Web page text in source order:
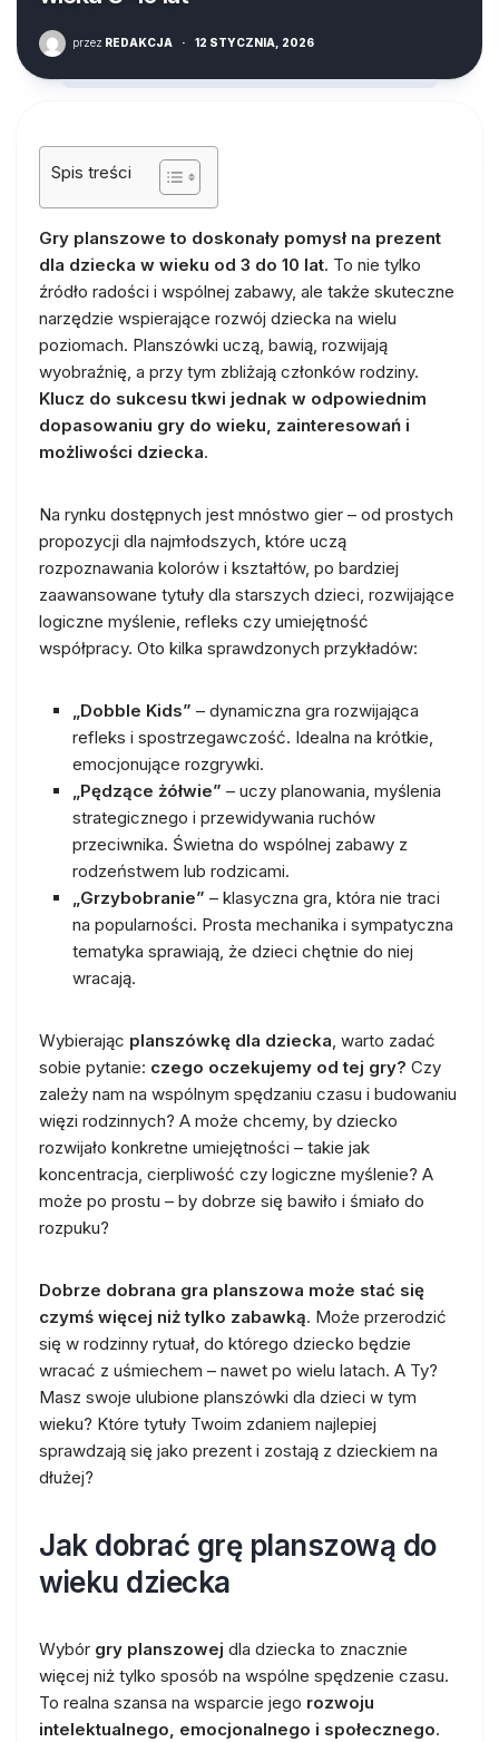
przez REDAKCJA · 12 STYCZNIA, 2026
Spis treści
Gry planszowe to doskonały pomysł na prezent
dla dziecka w wieku od 3 do 10 lat. To nie tylko
źródło radości i wspólnej zabawy, ale także skuteczne
narzędzie wspierające rozwój dziecka na wielu
poziomach. Planszówki uczą, bawią, rozwijają
wyobraźnię, a przy tym zbliżają członków rodziny.
Klucz do sukcesu tkwi jednak w odpowiednim
dopasowaniu gry do wieku, zainteresowań i
możliwości dziecka.
Na rynku dostępnych jest mnóstwo gier – od prostych
propozycji dla najmłodszych, które uczą
rozpoznawania kolorów i kształtów, po bardziej
zaawansowane tytuły dla starszych dzieci, rozwijające
logiczne myślenie, refleks czy umiejętność
współpracy. Oto kilka sprawdzonych przykładów:
„Dobble Kids” – dynamiczna gra rozwijająca
refleks i spostrzegawczość. Idealna na krótkie,
emocjonujące rozgrywki.
„Pędzące żółwie” – uczy planowania, myślenia
strategicznego i przewidywania ruchów
przeciwnika. Świetna do wspólnej zabawy z
rodzeństwem lub rodzicami.
„Grzybobranie” – klasyczna gra, która nie traci
na popularności. Prosta mechanika i sympatyczna
tematyka sprawiają, że dzieci chętnie do niej
wracają.
Wybierając planszówkę dla dziecka, warto zadać
sobie pytanie: czego oczekujemy od tej gry? Czy
zależy nam na wspólnym spędzaniu czasu i budowaniu
więzi rodzinnych? A może chcemy, by dziecko
rozwijało konkretne umiejętności – takie jak
koncentracja, cierpliwość czy logiczne myślenie? A
może po prostu – by dobrze się bawiło i śmiało do
rozpuku?
Dobrze dobrana gra planszowa może stać się
czymś więcej niż tylko zabawką. Może przerodzić
się w rodzinny rytuał, do którego dziecko będzie
wracać z uśmiechem – nawet po wielu latach. A Ty?
Masz swoje ulubione planszówki dla dzieci w tym
wieku? Które tytuły Twoim zdaniem najlepiej
sprawdzają się jako prezent i zostają z dzieckiem na
dłużej?
Jak dobrać grę planszową do
wieku dziecka
Wybór gry planszowej dla dziecka to znacznie
więcej niż tylko sposób na wspólne spędzenie czasu.
To realna szansa na wsparcie jego rozwoju
intelektualnego, emocjonalnego i społecznego.